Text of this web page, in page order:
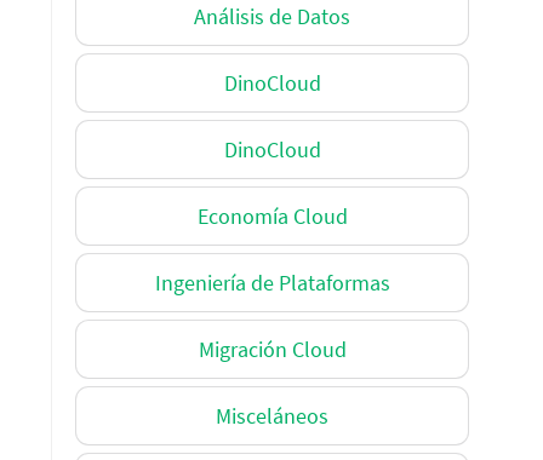
Análisis de Datos
DinoCloud
DinoCloud
Economía Cloud
Ingeniería de Plataformas
Migración Cloud
Misceláneos